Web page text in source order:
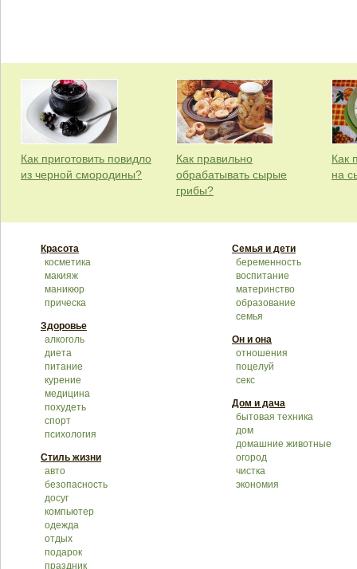
Как приготовить повидло
из черной смородины?
Как правильно
обрабатывать сырые
грибы?
Как
на
Красота
косметика
макияж
маникюр
прическа
Здоровье
алкоголь
диета
питание
курение
медицина
похудеть
спорт
психология
Стиль жизни
авто
безопасность
досуг
компьютер
одежда
отдых
подарок
праздник
Семья и дети
беременность
воспитание
материнство
образование
семья
Он и она
отношения
поцелуй
секс
Дом и дача
бытовая техника
дом
домашние животные
огород
чистка
экономия